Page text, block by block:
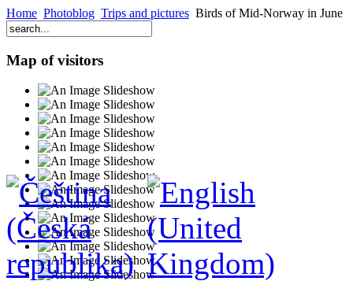
Home Photoblog Trips and pictures Birds of Mid-Norway in June
Map of visitors